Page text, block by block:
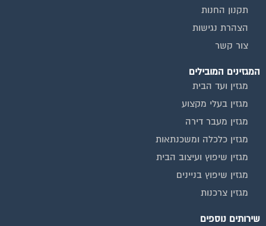
תקנון החנות
הצהרת נגישות
צור קשר
המגזינים המובילים
מגזין ועד הבית
מגזין בעלי מקצוע
מגזין מעבר דירה
מגזין כלכלה ומשכנתאות
מגזין שיפוץ ועיצוב הבית
מגזין שיפוץ בניינים
מגזין צרכנות
שירותים נוספים